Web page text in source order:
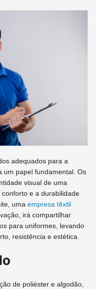
adequados para a
um papel fundamental. Os
visual de uma
e a durabilidade
umaempresa têxtil
irá compartilhar
para uniformes, levando
resistência e estética.
de poliéster e algodão,